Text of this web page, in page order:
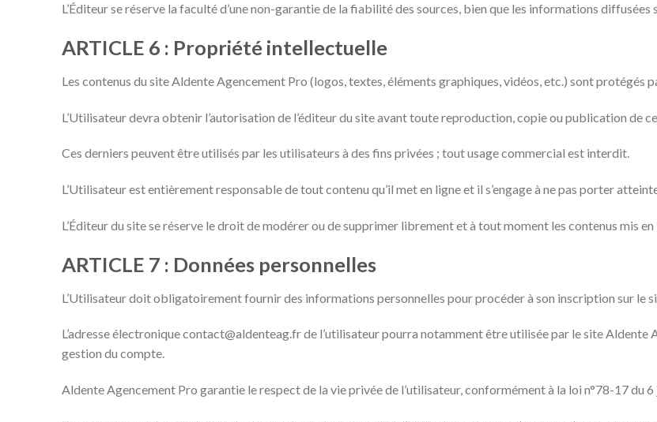
L’Éditeur se réserve la faculté d’une non-garantie de la fiabilité des sources, bien que les informations
ARTICLE 6 : Propriété intellectuelle
Les contenus du site Aldente Agencement Pro (logos, textes, éléments graphiques, vidéos, etc.) sont protégés
L’Utilisateur devra obtenir l’autorisation de l’éditeur du site avant toute reproduction, copie ou publication de
Ces derniers peuvent être utilisés par les utilisateurs à des fins privées ; tout usage commercial est interdit.
L’Utilisateur est entièrement responsable de tout contenu qu’il met en ligne et il s’engage à ne pas porter
L’Éditeur du site se réserve le droit de modérer ou de supprimer librement et à tout moment les contenus mis
ARTICLE 7 : Données personnelles
L’Utilisateur doit obligatoirement fournir des informations personnelles pour procéder à son inscription sur le
L’adresse électronique contact@aldenteag.fr de l’utilisateur pourra notamment être utilisée par le site
gestion du compte.
Aldente Agencement Pro garantie le respect de la vie privée de l’utilisateur, conformément à la loi n°78-17 du